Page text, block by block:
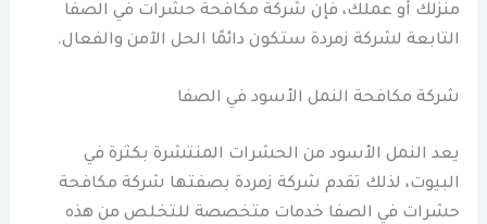
منزلك أو عملك، فإن شركة مكافحة حشرات في الصفا
التابعة لشركة زمردة ستكون دائمًا الحل الآمن والفعال.
شركة مكافحة النمل الأسود في الصفا
يعد النمل الأسود من الحشرات المنتشرة بكثرة في
البيوت، لذلك تقدم شركة زمردة بصفتها شركة مكافحة
حشرات في الصفا خدمات متخصصة للتخلص من هذه